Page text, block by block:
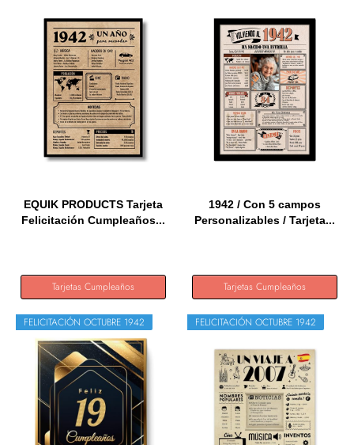
EQUIK PRODUCTS Tarjeta
Felicitación Cumpleaños...
Tarjetas Cumpleaños
1942 / Con 5 campos
Personalizables / Tarjeta...
Tarjetas Cumpleaños
FELICITACIÓN OCTUBRE 1942 FELICITACIÓN OCTUBRE 1942